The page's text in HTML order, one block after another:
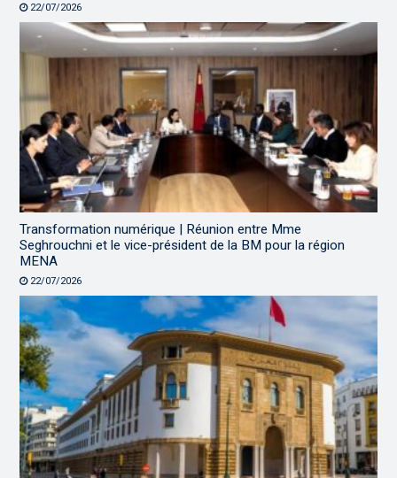
22/07/2026
Transformation numérique | Réunion entre Mme
Seghrouchni et le vice-président de la BM pour la région
MENA
22/07/2026